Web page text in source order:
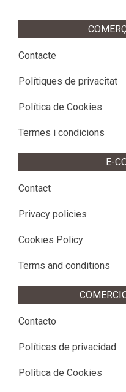
Contacte
Polítiques de privacitat
Política de Cookies
Termes i condicions
E-
Contact
Privacy policies
Cookies Policy
Terms and conditions
Contacto
Políticas de privacidad
Política de Cookies